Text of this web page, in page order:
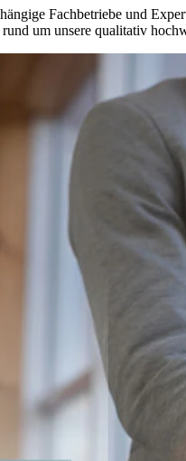
Fachbetriebe und
um unsere qualitativ